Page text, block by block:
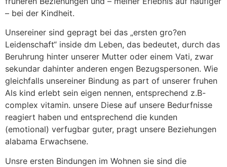
– bei der Kindheit.
Unsereiner sind gepragt bei das „ersten gro?en
Leidenschaft“ inside dm Leben, das bedeutet, durch das
Beruhrung hinter unserer Mutter oder einem Vati, zwar
sekundar dahinter anderen engen Bezugspersonen. Wie
gleichfalls unsereiner Bindung as part of unserer fruhen
Als kind erlebt sein eigen nennen, entsprechend z.B-
complex vitamin. unsere Diese auf unsere Bedurfnisse
reagiert haben und entsprechend die kunden
(emotional) verfugbar guter, pragt unsere Beziehungen
alabama Erwachsene.
Unsre ersten Bindungen im Wohnen sie sind die